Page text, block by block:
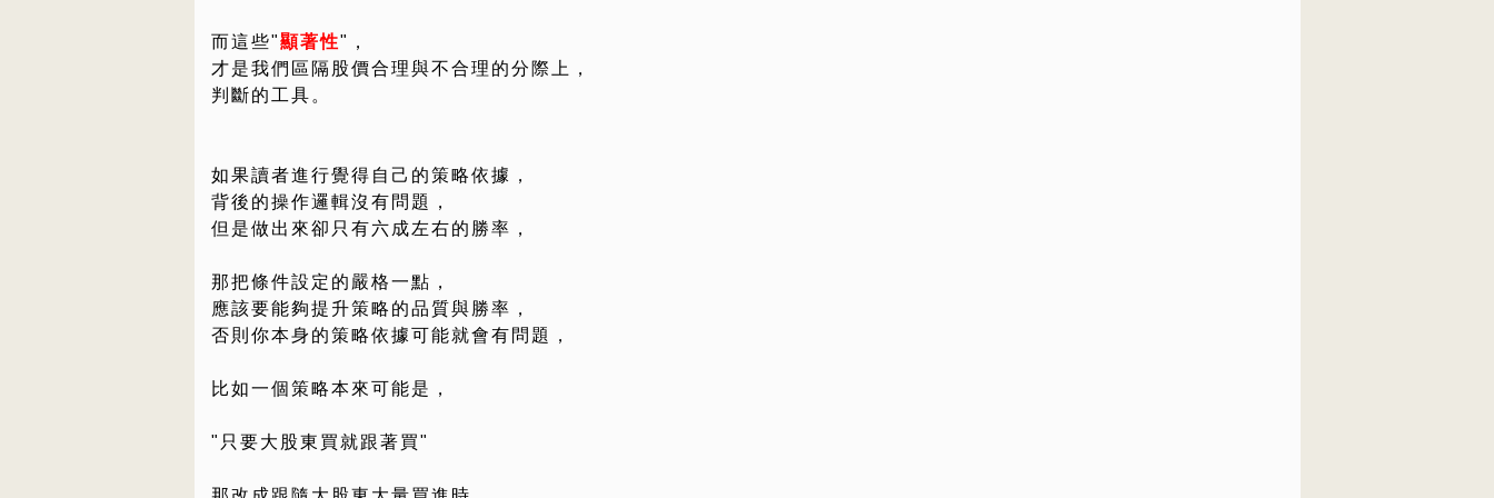
而這些"顯著性"，
才是我們區隔股價合理與不合理的分際上，
判斷的工具。
如果讀者進行覺得自己的策略依據，
背後的操作邏輯沒有問題，
但是做出來卻只有六成左右的勝率，
那把條件設定的嚴格一點，
應該要能夠提升策略的品質與勝率，
否則你本身的策略依據可能就會有問題，
比如一個策略本來可能是，
"只要大股東買就跟著買"